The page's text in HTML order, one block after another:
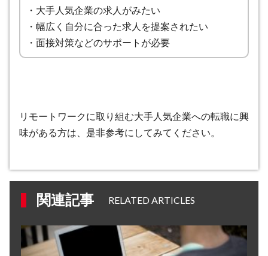
・大手人気企業の求人がみたい
・幅広く自分に合った求人を提案されたい
・面接対策などのサポートが必要
リモートワークに取り組む大手人気企業への転職に興
味がある方は、是非参考にしてみてください。
関連記事 RELATED ARTICLES